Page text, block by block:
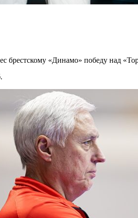
брестскому «Динамо» победу над